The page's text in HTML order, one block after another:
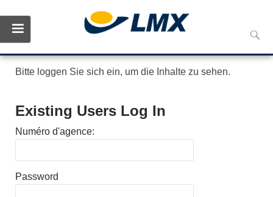
to
Bitte loggen Sie sich ein, um die Inhalte zu sehen.
Existing Users Log In
Numéro d'agence:
Password